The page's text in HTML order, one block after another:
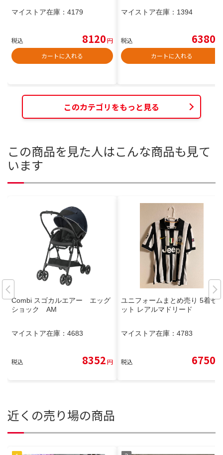
マイストア在庫： 4179
税込 8120円
カートに入れる
マイストア在庫： 1394
税込 6380
カートに入れる
このカテゴリをもっと見る
この商品を見た人はこんな商品も見て
います
Combi スゴカルエアー エッグ
ショック AM
マイストア在庫： 4683
税込 8352円
ユニフォームまとめ売り 5着セ
ット レアルマドリード
マイストア在庫： 4783
税込 6750
近くの売り場の商品